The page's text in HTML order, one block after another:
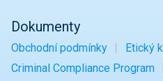
Dokumenty
Obchodní podmínky
Etický
Criminal Compliance Program